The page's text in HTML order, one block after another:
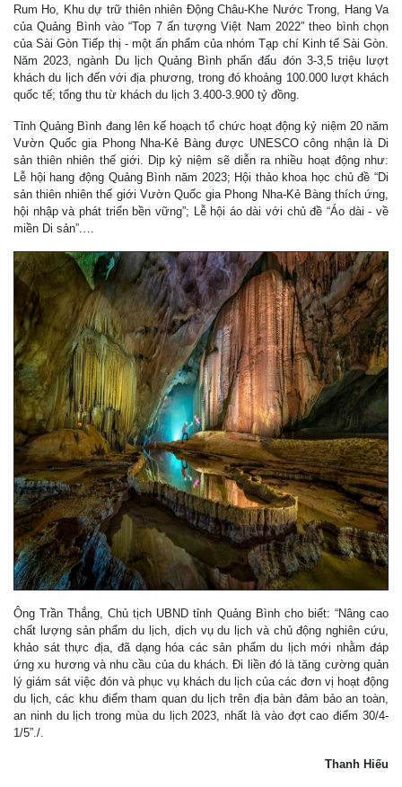
Rum Ho, Khu dự trữ thiên nhiên Động Châu-Khe Nước Trong, Hang Va
của Quảng Bình vào “Top 7 ấn tượng Việt Nam 2022” theo bình chọn
của Sài Gòn Tiếp thị - một ấn phẩm của nhóm Tạp chí Kinh tế Sài Gòn.
Năm 2023, ngành Du lịch Quảng Bình phấn đấu đón 3-3,5 triệu lượt
khách du lịch đến với địa phương, trong đó khoảng 100.000 lượt khách
quốc tế; tổng thu từ khách du lịch 3.400-3.900 tỷ đồng.
Tỉnh Quảng Bình đang lên kế hoạch tổ chức hoạt động kỷ niệm 20 năm
Vườn Quốc gia Phong Nha-Kẻ Bàng được UNESCO công nhận là Di
sản thiên nhiên thế giới. Dịp kỷ niệm sẽ diễn ra nhiều hoạt động như:
Lễ hội hang động Quảng Bình năm 2023; Hội thảo khoa học chủ đề “Di
sản thiên nhiên thế giới Vườn Quốc gia Phong Nha-Kẻ Bàng thích ứng,
hội nhập và phát triển bền vững”; Lễ hội áo dài với chủ đề “Áo dài - về
miền Di sản”.…
Ông Trần Thắng, Chủ tịch UBND tỉnh Quảng Bình cho biết: “Nâng cao
chất lượng sản phẩm du lịch, dịch vụ du lịch và chủ động nghiên cứu,
khảo sát thực địa, đã dạng hóa các sản phẩm du lịch mới nhằm đáp
ứng xu hương và nhu cầu của du khách. Đi liền đó là tăng cường quản
lý giám sát việc đón và phục vụ khách du lịch của các đơn vị hoạt động
du lịch, các khu điểm tham quan du lịch trên địa bàn đảm bảo an toàn,
an ninh du lịch trong mùa du lịch 2023, nhất là vào đợt cao điểm 30/4-
1/5”./.
Thanh Hiếu